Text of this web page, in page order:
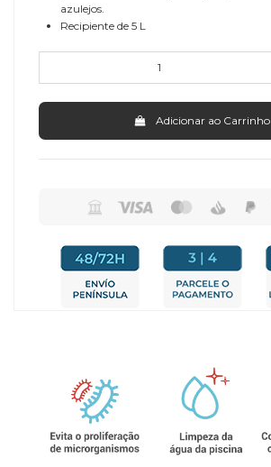
azulejos.
Recipiente de 5 L
Adicionar ao Carrinho